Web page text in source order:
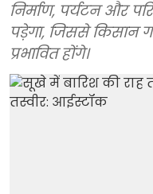
निर्माण, पर्यटन और
पड़ेगा, जिससे किसान
प्रभावित होंगे।